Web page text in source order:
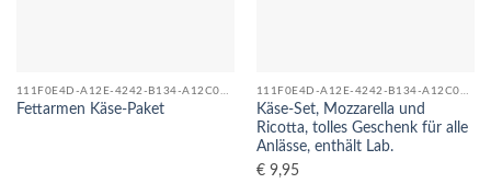
Fettarmen Käse-Paket
Käse-Set, Mozzarella und
Ricotta, tolles Geschenk für alle
Anlässe, enthält Lab.
€9,95